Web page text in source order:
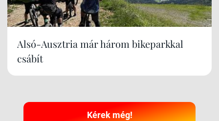
Alsó-Ausztria már három bikeparkkal
csábít
Kérek még!